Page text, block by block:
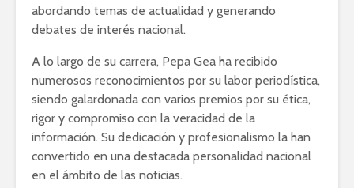
abordando temas de actualidad y generando
debates de interés nacional.
A lo largo de su carrera, Pepa Gea ha recibido
numerosos reconocimientos por su labor periodística,
siendo galardonada con varios premios por su ética,
rigor y compromiso con la veracidad de la
información. Su dedicación y profesionalismo la han
convertido en una destacada personalidad nacional
en el ámbito de las noticias.